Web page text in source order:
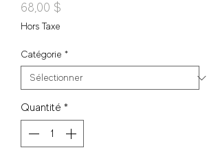
68,00 $
Hors Taxe
Catégorie *
Quantité *